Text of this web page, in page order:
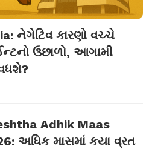
નેગેટિવ કારણો વચ્ચે
ઉછાળો, આગામી
Adhik Maas
અધિક માસમાં કયા વ્રત